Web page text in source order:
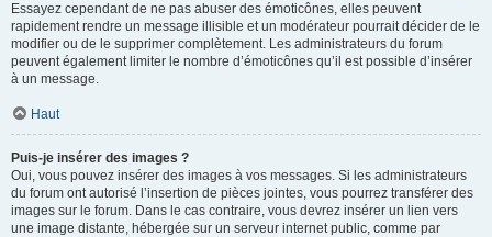
Essayez cependant de ne pas abuser des émoticônes, elles peuvent
rapidement rendre un message illisible et un modérateur pourrait décider de le
modifier ou de le supprimer complètement. Les administrateurs du forum
peuvent également limiter le nombre d’émoticônes qu’il est possible d’insérer
à un message.
Haut
Puis-je insérer des images ?
Oui, vous pouvez insérer des images à vos messages. Si les administrateurs
du forum ont autorisé l’insertion de pièces jointes, vous pourrez transférer des
images sur le forum. Dans le cas contraire, vous devrez insérer un lien vers
une image distante, hébergée sur un serveur internet public, comme par